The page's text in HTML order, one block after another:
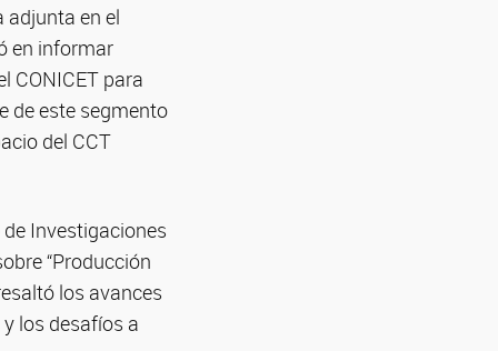
adjunta en el
en informar
CONICET para
de este segmento
del CCT
Investigaciones
“Producción
los avances
los desafíos a